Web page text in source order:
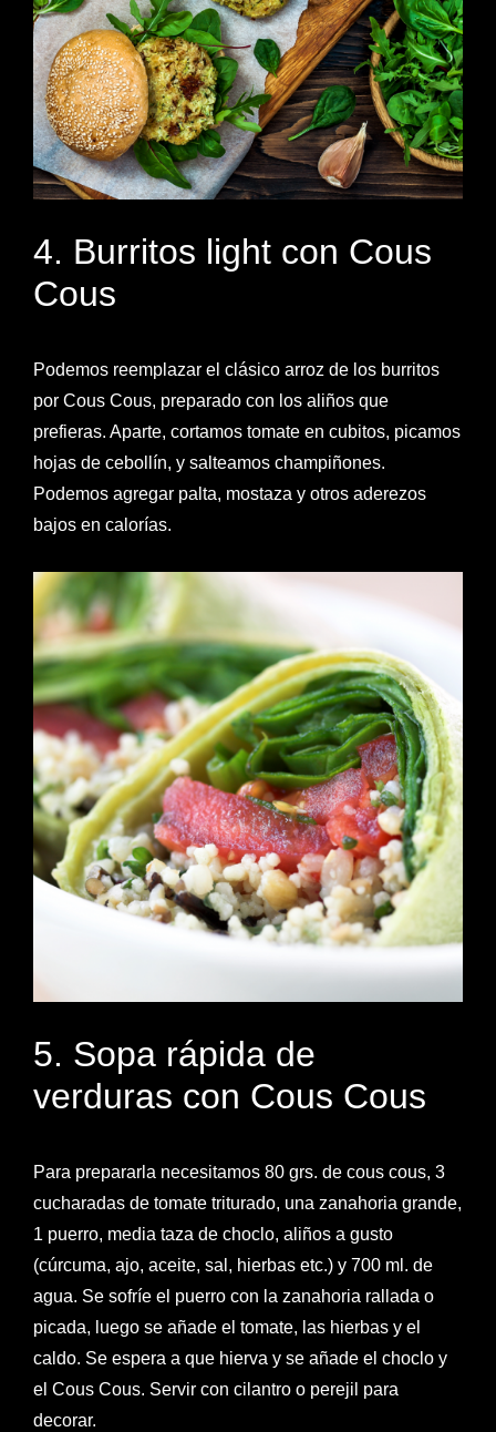
4. Burritos light con Cous
Cous
Podemos reemplazar el clásico arroz de los burritos
por Cous Cous, preparado con los aliños que
prefieras. Aparte, cortamos tomate en cubitos, picamos
hojas de cebollín, y salteamos champiñones.
Podemos agregar palta, mostaza y otros aderezos
bajos en calorías.
5. Sopa rápida de
verduras con Cous Cous
Para prepararla necesitamos 80 grs. de cous cous, 3
cucharadas de tomate triturado, una zanahoria grande,
1 puerro, media taza de choclo, aliños a gusto
(cúrcuma, ajo, aceite, sal, hierbas etc.) y 700 ml. de
agua. Se sofríe el puerro con la zanahoria rallada o
picada, luego se añade el tomate, las hierbas y el
caldo. Se espera a que hierva y se añade el choclo y
el Cous Cous. Servir con cilantro o perejil para
decorar.